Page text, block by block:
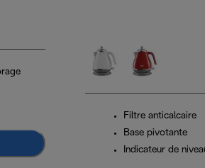
Filtre anticalcaire
Base pivotante
Indicateur de